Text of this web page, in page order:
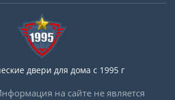
двери для дома с 1995 г
на сайте не является